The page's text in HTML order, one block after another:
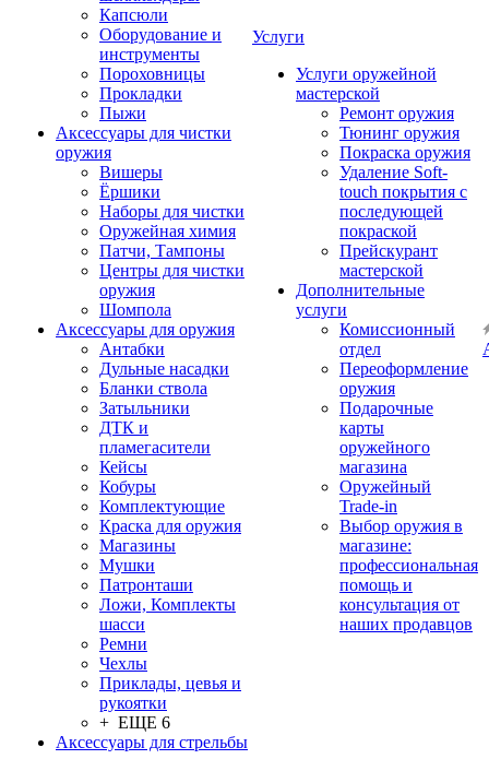
Капсюли
Оборудование и
инструменты
Пороховницы
Прокладки
Пыжи
Аксессуары для чистки
оружия
Вишеры
Ёршики
Наборы для чистки
Оружейная химия
Патчи, Тампоны
Центры для чистки
оружия
Шомпола
Аксессуары для оружия
Антабки
Дульные насадки
Бланки ствола
Затыльники
ДТК и
пламегасители
Кейсы
Кобуры
Комплектующие
Краска для оружия
Магазины
Мушки
Патронташи
Ложи, Комплекты
шасси
Ремни
Чехлы
Приклады, цевья и
рукоятки
+ ЕЩЕ 6
Аксессуары для стрельбы
Услуги
Услуги оружейной
мастерской
Ремонт оружия
Тюнинг оружия
Покраска оружия
Удаление Soft-
touch покрытия с
последующей
покраской
Прейскурант
мастерской
Дополнительные
услуги
Комиссионный
отдел
Переоформление
оружия
Подарочные
карты
оружейного
магазина
Оружейный
Trade-in
Выбор оружия в
магазине:
профессиональная
помощь и
консультация от
наших продавцов